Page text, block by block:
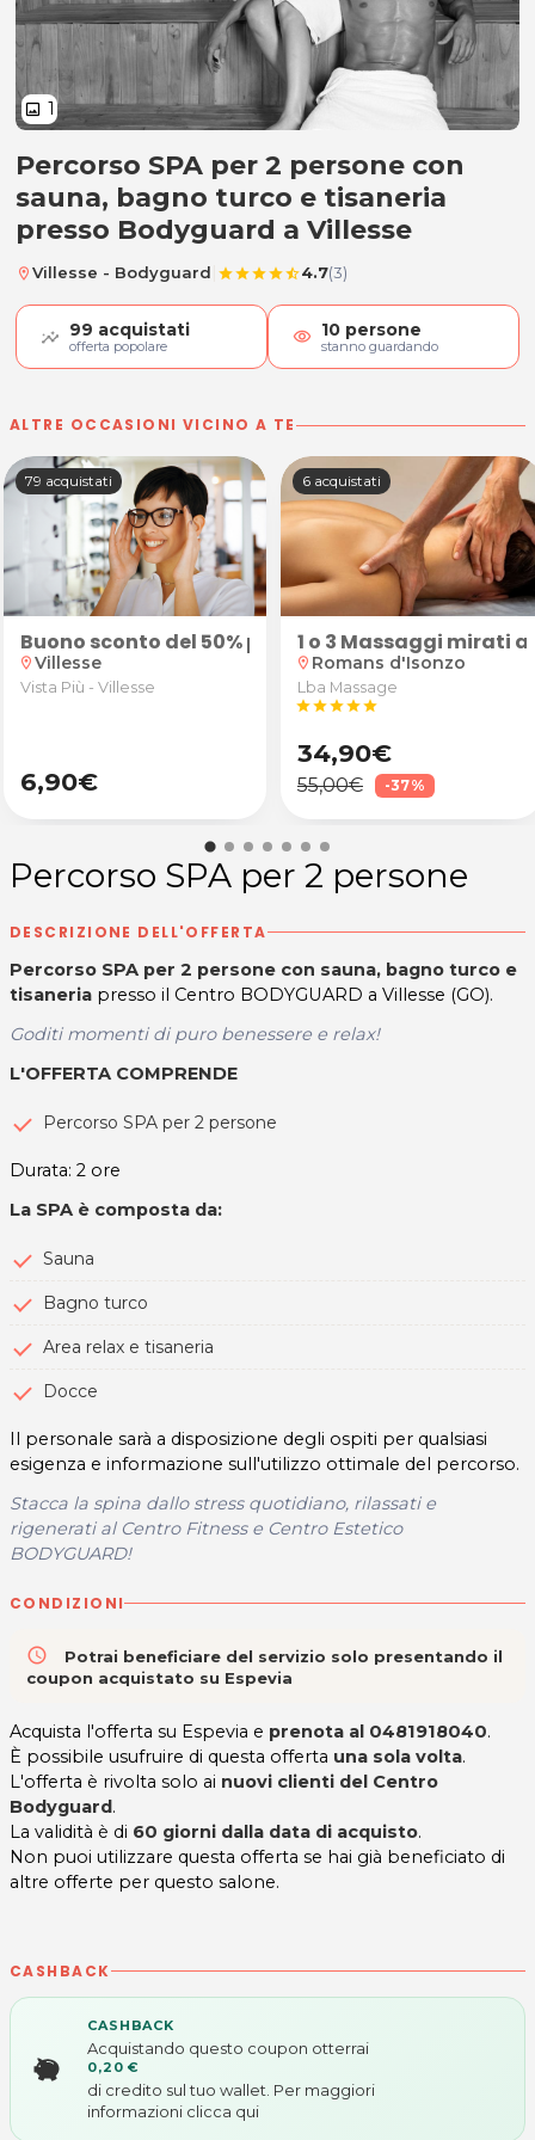
image 1
Percorso SPA per 2 persone
Percorso SPA per 2 persone con
sauna, bagno turco e tisaneria
presso Bodyguard a Villesse
location_on Villesse - Bodyguard starstarstarstarstar_half4.7(3)
99 acquistati
offerta popolare visibility 10 persone
stanno guardando
ALTRE OCCASIONI VICINO A TE
+ eventuale smacchiamento presso lo Studio
o 45€ per la Lavanderia Self-Service I WASH di
79 acquistati
Buono sconto del 50% per occhiali da vista
location_on Villesse
Vista Più - Villesse
6,90€
6 acquistati
1 o 3 Massaggi mirati
location_on Romans d'Isonzo
Lba Massage
starstarstarstarstar
34,90€
55,00€ -37%
Percorso SPA per 2 persone
DESCRIZIONE DELL'OFFERTA
Percorso SPA per 2 persone con sauna, bagno turco e
tisaneria presso il Centro BODYGUARD a Villesse (GO).
Goditi momenti di puro benessere e relax!
L'OFFERTA COMPRENDE
Percorso SPA per 2 persone
Durata: 2 ore
La SPA è composta da:
Sauna
Bagno turco
Area relax e tisaneria
Docce
Il personale sarà a disposizione degli ospiti per qualsiasi
esigenza e informazione sull'utilizzo ottimale del percorso.
Stacca la spina dallo stress quotidiano, rilassati e
rigenerati al Centro Fitness e Centro Estetico
BODYGUARD!
CONDIZIONI
access_time
Potrai beneficiare del servizio solo presentando il
coupon acquistato su Espevia
Acquista l'offerta su Espevia e prenota al 0481918040.
È possibile usufruire di questa offerta una sola volta.
L'offerta è rivolta solo ai nuovi clienti del Centro
Bodyguard.
La validità è di 60 giorni dalla data di acquisto.
Non puoi utilizzare questa offerta se hai già beneficiato di
altre offerte per questo salone.
CASHBACK
CASHBACK
Acquistando questo coupon otterrai
0,20 €
di credito sul tuo wallet. Per maggiori
informazioni clicca qui